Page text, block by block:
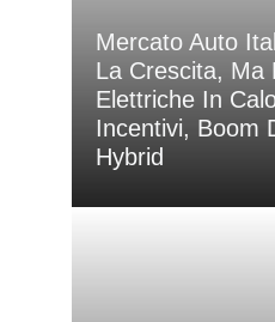
Mercato Auto
La Crescita, Ma
Elettriche In
Incentivi, Boom
Hybrid